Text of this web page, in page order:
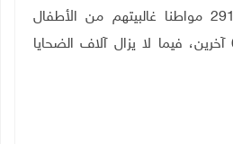
اسفر عن استشهاد 29195 مواطنا غالبيتهم من الأطفال
والنساء، وإصابة 69170 آخرين، فيما لا يزال آلاف الضحايا